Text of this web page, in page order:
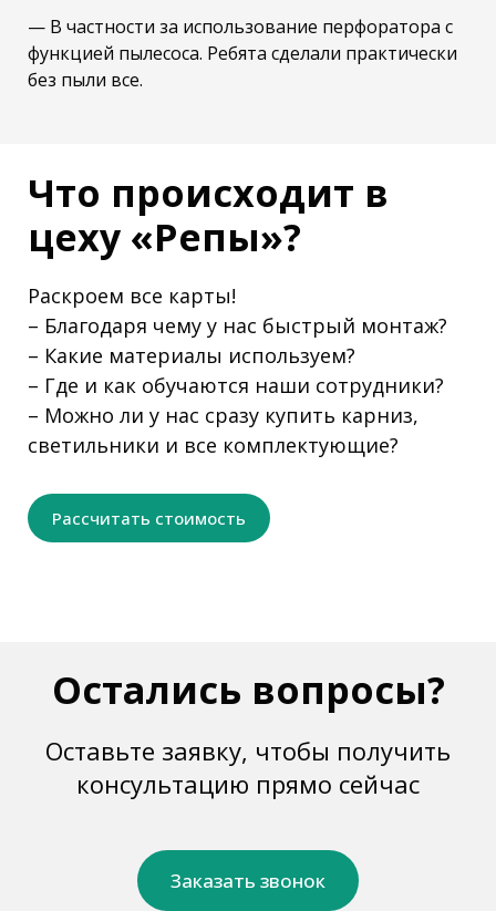
— В частности за использование перфоратора с
функцией пылесоса. Ребята сделали практически
без пыли все.
Что происходит в
цеху «Репы»?
Раскроем все карты!
– Благодаря чему у нас быстрый монтаж?
– Какие материалы используем?
– Где и как обучаются наши сотрудники?
– Можно ли у нас сразу купить карниз,
светильники и все комплектующие?
Рассчитать стоимость
Остались вопросы?
Оставьте заявку, чтобы получить
консультацию прямо сейчас
Заказать звонок